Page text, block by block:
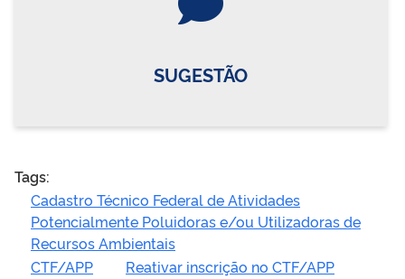
SUGESTÃO
Tags:
Cadastro Técnico Federal de Atividades
Potencialmente Poluidoras e/ou Utilizadoras de
Recursos Ambientais
CTF/APP
Reativar inscrição no CTF/APP